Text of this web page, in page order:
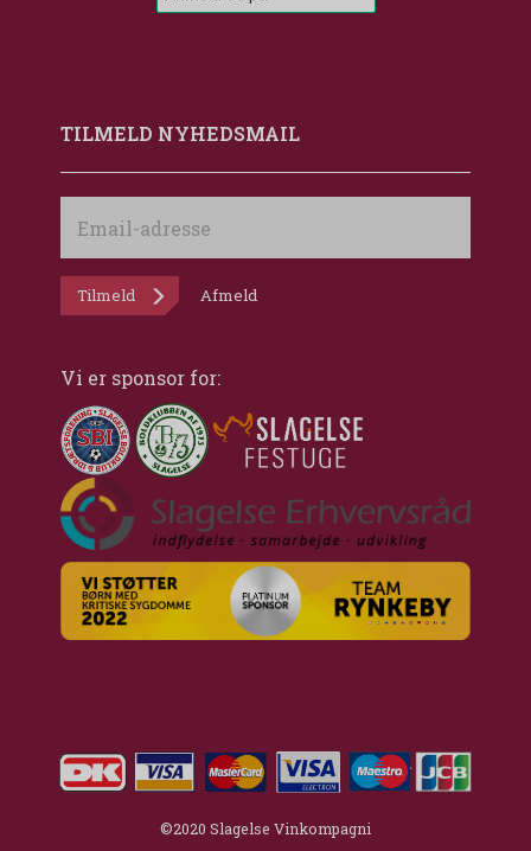
TILMELD NYHEDSMAIL
adresse
Tilmeld Afmeld
Vi er sponsor for:
©2020 Slagelse Vinkompagni